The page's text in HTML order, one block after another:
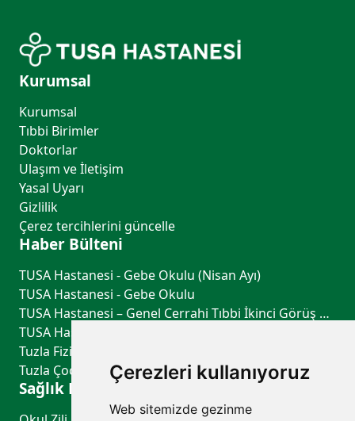
Çerezleri kullanıyoruz
Web sitemizde gezinme
Kurumsal
Kurumsal
Tıbbi Birimler
Doktorlar
Ulaşım ve İletişim
Yasal Uyarı
Gizlilik
Çerez tercihlerini güncelle
Haber Bülteni
TUSA Hastanesi - Gebe Okulu (Nisan Ayı)
TUSA Hastanesi - Gebe Okulu
TUSA Hastanesi – Genel Cerrahi Tıbbi İkinci Görüş Hizmeti
Tuzla Fiziksel Tıp ve Rehabilitasyon - TUSA Hastanesi
Tuzla Çocuk Sağlığı ve Hastalıkları - TUSA Hastanesi
Sağlık Rehberi